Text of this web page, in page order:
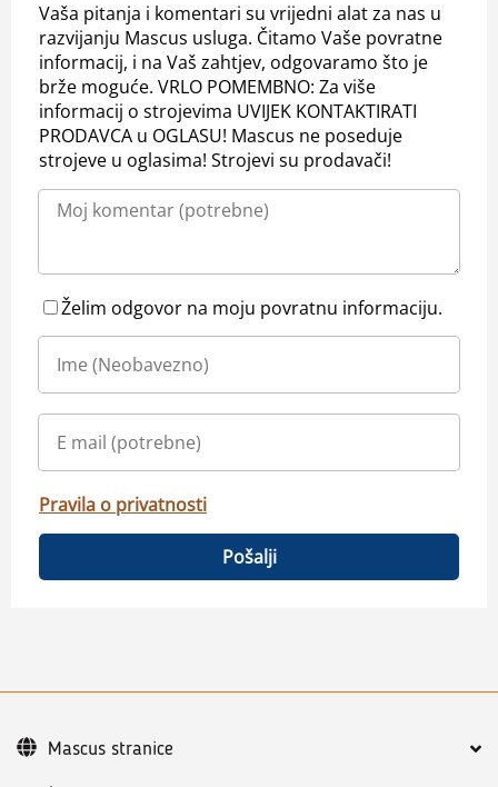
Vaša pitanja i komentari su vrijedni alat za nas u
razvijanju Mascus usluga. Čitamo Vaše povratne
informacij, i na Vaš zahtjev, odgovaramo što je
brže moguće. VRLO POMEMBNO: Za više
informacij o strojevima UVIJEK KONTAKTIRATI
PRODAVCA u OGLASU! Mascus ne poseduje
strojeve u oglasima! Strojevi su prodavači!
Želim odgovor na moju povratnu informaciju.
Pravila o privatnosti
Pošalji
Mascus stranice